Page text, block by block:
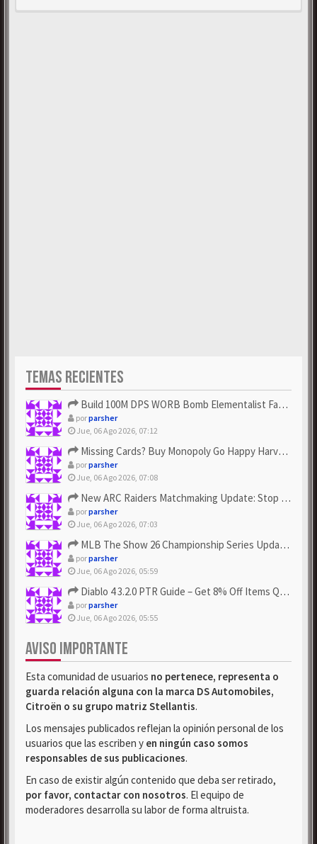
TEMAS RECIENTES
Build 100M DPS WORB Bomb Elementalist Fast - Grab POE Curren...
porparsher
Jue, 06 Ago 2026, 07:12
Missing Cards? Buy Monopoly Go Happy Harvest with Looney Tun...
porparsher
Jue, 06 Ago 2026, 07:08
New ARC Raiders Matchmaking Update: Stop Failed - Grab Bluep...
porparsher
Jue, 06 Ago 2026, 07:03
MLB The Show 26 Championship Series Update! Get Cheap & ...
porparsher
Jue, 06 Ago 2026, 05:59
Diablo 4 3.2.0 PTR Guide – Get 8% Off Items Quickly to Test ...
porparsher
Jue, 06 Ago 2026, 05:55
AVISO IMPORTANTE
Esta comunidad de usuarios no pertenece, representa o
guarda relación alguna con la marca DS Automobiles,
Citroën o su grupo matriz Stellantis.
Los mensajes publicados reflejan la opinión personal de los
usuarios que las escriben y en ningún caso somos
responsables de sus publicaciones.
En caso de existir algún contenido que deba ser retirado,
por favor, contactar con nosotros. El equipo de
moderadores desarrolla su labor de forma altruista.